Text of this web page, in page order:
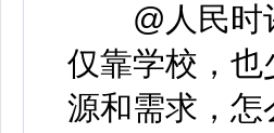
@人民时评
仅靠学校，
源和需求，